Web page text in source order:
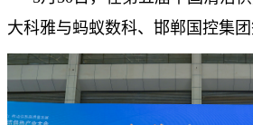
大科雅与蚂蚁数科、邯郸国控集团